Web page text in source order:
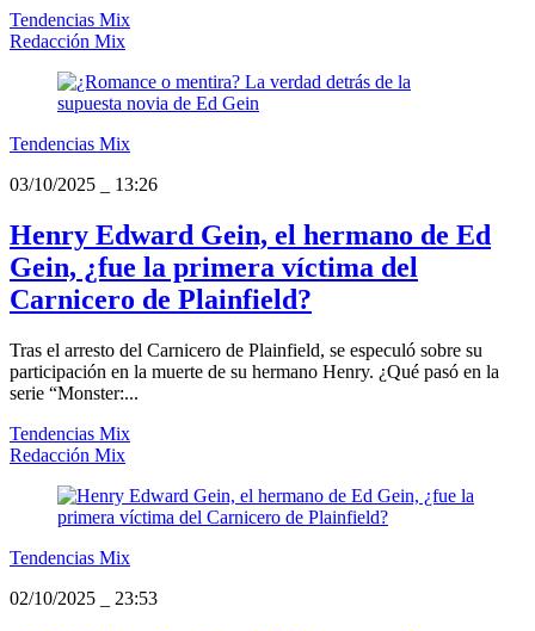
Tendencias Mix
Redacción Mix
Tendencias Mix
03/10/2025
13:26
Henry Edward Gein, el hermano de Ed
Gein, ¿fue la primera víctima del
Carnicero de Plainfield?
Tras el arresto del Carnicero de Plainfield, se especuló sobre su
participación en la muerte de su hermano Henry. ¿Qué pasó en la
serie “Monster:...
Tendencias Mix
Redacción Mix
Tendencias Mix
02/10/2025
23:53